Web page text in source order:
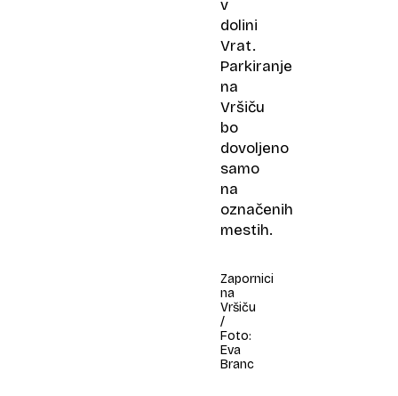
v
dolini
Vrat.
Parkiranje
na
Vršiču
bo
dovoljeno
samo
na
označenih
mestih.
Zapornici
na
Vršiču
/
Foto:
Eva
Branc